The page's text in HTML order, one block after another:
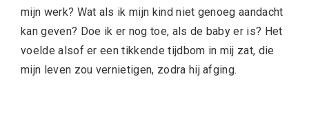
mijn werk? Wat als ik mijn kind niet genoeg aandacht
kan geven? Doe ik er nog toe, als de baby er is? Het
voelde alsof er een tikkende tijdbom in mij zat, die
mijn leven zou vernietigen, zodra hij afging.